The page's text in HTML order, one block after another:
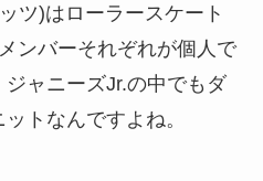
ツ)はローラースケート
ンバーそれぞれが個人で
ャニーズJr.の中でもダ
トなんですよね。